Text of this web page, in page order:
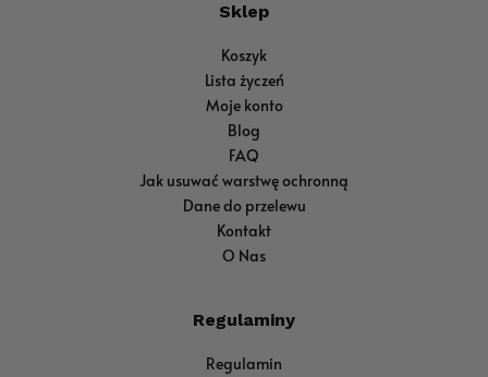
Sklep
Koszyk
Lista życzeń
Moje konto
Blog
FAQ
Jak usuwać warstwę ochronną
Dane do przelewu
Kontakt
O Nas
Regulaminy
Regulamin